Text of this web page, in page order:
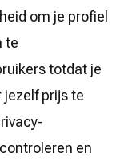
om je profiel
te
totdat je
jezelf prijs te
en